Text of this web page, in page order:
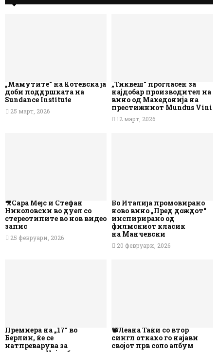
„Мамутите“ на Котевска ја
доби поддршката на
Sundance Institute
25 март, 2026
„Тиквеш“ прогласен за
најдобар производител на
вино од Македонија на
престижниот Mundus Vini
12 март, 2026
🎥Сара Мејс и Стефан
Николовски во дуел со
стереотипите во нов видео
запис
25 февруари, 2026
Во Италија промовирано
ново вино „Пред дождот“
инспирирано од
филмскиот класик
на Манчевски
20 февруари, 2026
Премиера на „17“ во
Берлин, ќе се
натпреварува за
📽️Леана Таќи со втор
сингл откако го најави
својот прв соло албум